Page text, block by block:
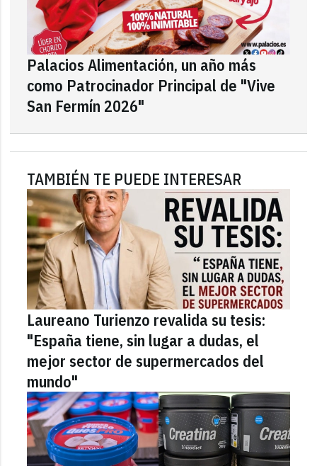
Palacios Alimentación, un año más
como Patrocinador Principal de "Vive
San Fermín 2026"
TAMBIÉN TE PUEDE INTERESAR
Laureano Turienzo revalida su tesis:
"España tiene, sin lugar a dudas, el
mejor sector de supermercados del
mundo"